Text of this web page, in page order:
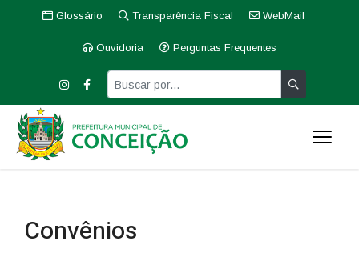
Glossário Transparência Fiscal WebMail
Ouvidoria Perguntas Frequentes
Convênios